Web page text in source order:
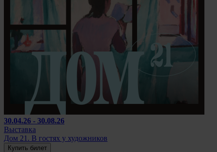
30.04.26 - 30.08.26
Выставка
Дом 21. В гостях у художников
Купить билет